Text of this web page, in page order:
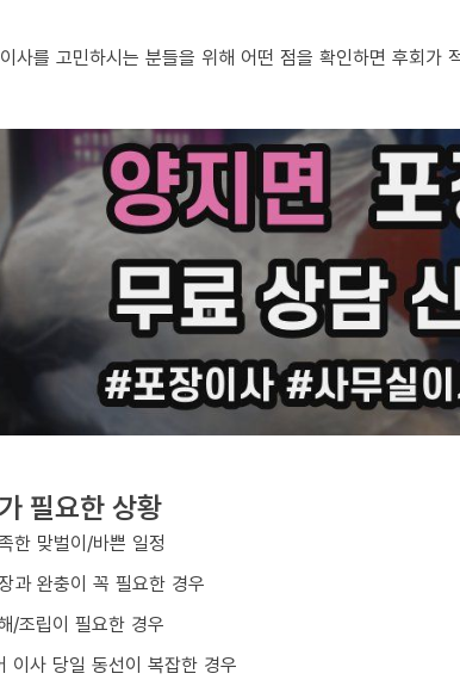
사를 고민하시는 분들을 위해 어떤 점을 확인하면 후회가
필요한 상황
한 맞벌이/바쁜 일정
과 완충이 꼭 필요한 경우
/조립이 필요한 경우
이사 당일 동선이 복잡한 경우